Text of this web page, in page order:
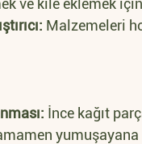
ve kile eklemek
Malzemeleri
İnce kağıt